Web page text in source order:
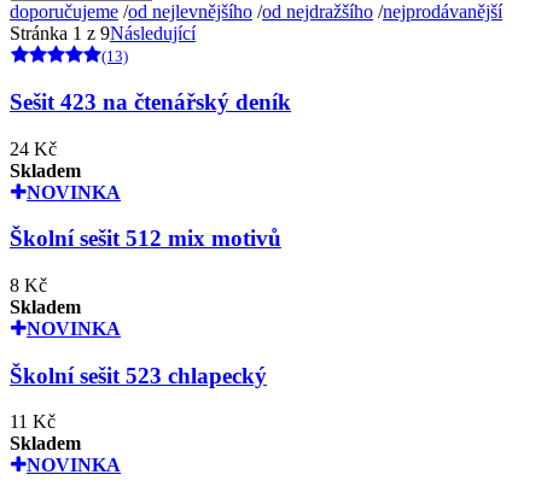
doporučujeme /od nejlevnějšího /od nejdražšího /nejprodávanější
Stránka 1 z 9Následující
(13)
Sešit 423 na čtenářský deník
24 Kč
Skladem
NOVINKA
Školní sešit 512 mix motivů
8 Kč
Skladem
NOVINKA
Školní sešit 523 chlapecký
11 Kč
Skladem
NOVINKA